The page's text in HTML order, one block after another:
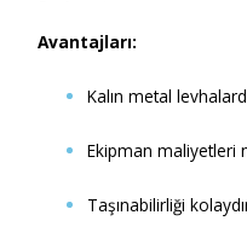
Avantajları:
Kalın metal
Ekipman maliyetleri
Taşınabilirliği